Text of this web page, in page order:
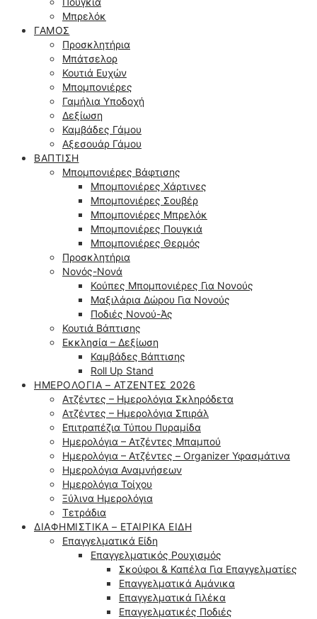
Μπρελόκ
ΓΆΜΟΣ
Προσκλητήρια
Μπάτσελορ
Κουτιά Ευχών
Μπομπονιέρες
Γαμήλια Υποδοχή
Δεξίωση
Καμβάδες Γάμου
Αξεσουάρ Γάμου
ΒΆΠΤΙΣΗ
Μπομπονιέρες Βάφτισης
Μπομπονιέρες Χάρτινες
Μπομπονιέρες Σουβέρ
Μπομπονιέρες Μπρελόκ
Μπομπονιέρες Πουγκιά
Μπομπονιέρες Θερμός
Προσκλητήρια
Νονός-Νονά
Κούπες Μπομπονιέρες Για Νονούς
Μαξιλάρια Δώρου Για Νονούς
Ποδιές Νονού-Άς
Κουτιά Βάπτισης
Εκκλησία – Δεξίωση
Καμβάδες Βάπτισης
Roll Up Stand
ΗΜΕΡΟΛΌΓΙΑ – ΑΤΖΈΝΤΕΣ 2026
Ατζέντες – Ημερολόγια Σκληρόδετα
Ατζέντες – Ημερολόγια Σπιράλ
Επιτραπέζια Τύπου Πυραμίδα
Ημερολόγια – Ατζέντες Μπαμπού
Ημερολόγια – Ατζέντες – Organizer Υφασμάτινα
Ημερολόγια Αναμνήσεων
Ημερολόγια Τοίχου
Ξύλινα Ημερολόγια
Τετράδια
ΔΙΑΦΗΜΙΣΤΙΚΆ – ΕΤΑΙΡΙΚΆ ΕΊΔΗ
Επαγγελματικά Είδη
Επαγγελματικός Ρουχισμός
Σκούφοι & Καπέλα Για Επαγγελματίες
Επαγγελματικά Αμάνικα
Επαγγελματικά Γιλέκα
Επαγγελματικές Ποδιές